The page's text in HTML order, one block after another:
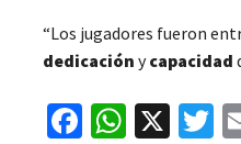
“Los jugadores fueron
dedicación ycapacidad
Fa W X
T